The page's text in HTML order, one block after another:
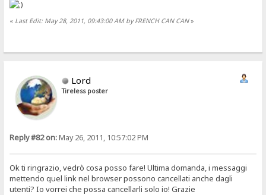
« Last Edit: May 28, 2011, 09:43:00 AM by FRENCH CAN CAN»
Lord
Tireless poster
Reply #82 on:May 26, 2011, 10:57:02 PM
Ok ti ringrazio, vedrò cosa posso fare! Ultima domanda, i messaggi
mettendo quel link nel browser possono cancellati anche dagli
utenti? Io vorrei che possa cancellarli solo io! Grazie